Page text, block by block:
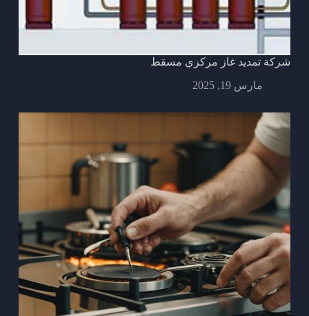
شركة تمديد غاز مركزي مسقط
مارس 19, 2025